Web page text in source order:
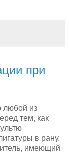
при
любой из
тем, как
в рану.
имеющий